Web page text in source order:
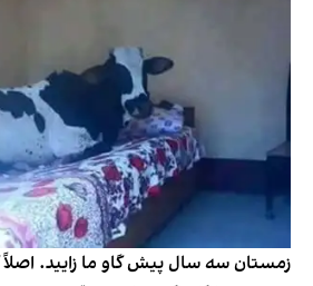
زمستان سه سال پیش گاو ما زایید. اصلاً